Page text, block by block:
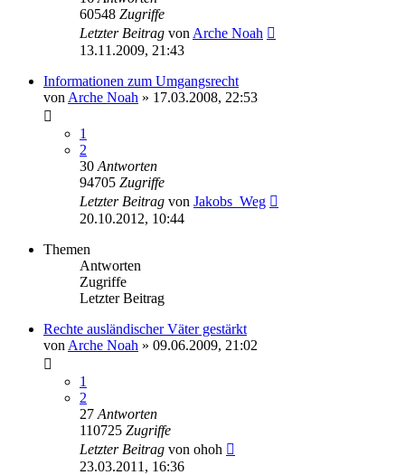
60548 Zugriffe
Letzter Beitrag von Arche Noah
13.11.2009, 21:43
Informationen zum Umgangsrecht
von Arche Noah » 17.03.2008, 22:53
1
2
30 Antworten
94705 Zugriffe
Letzter Beitrag von Jakobs_Weg
20.10.2012, 10:44
Themen
Antworten
Zugriffe
Letzter Beitrag
Rechte ausländischer Väter gestärkt
von Arche Noah » 09.06.2009, 21:02
1
2
27 Antworten
110725 Zugriffe
Letzter Beitrag von ohoh
23.03.2011, 16:36